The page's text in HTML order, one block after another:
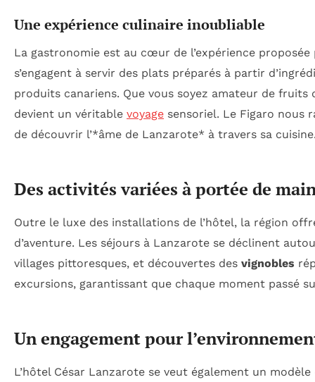
Une expérience culinaire inoubliable
La gastronomie est au cœur de l’expérience
s’engagent à servir des plats préparés à partir
produits canariens. Que vous soyez amateur de
devient un véritable voyage sensoriel. Le Figaro nous
de découvrir l’*âme de Lanzarote* à travers sa
Des activités variées à portée de
Outre le luxe des installations de l’hôtel, la région
d’aventure. Les séjours à Lanzarote se déclinent
villages pittoresques, et découvertes des vignobles
excursions, garantissant que chaque moment passé
Un engagement pour
L’hôtel César Lanzarote se veut également un